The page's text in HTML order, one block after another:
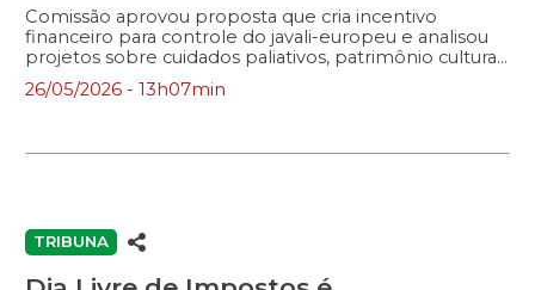
Comissão aprovou proposta que cria incentivo
financeiro para controle do javali-europeu e analisou
projetos sobre cuidados paliativos, patrimônio cultural
e datas comemorativas.
26/05/2026 - 13h07min
TRIBUNA